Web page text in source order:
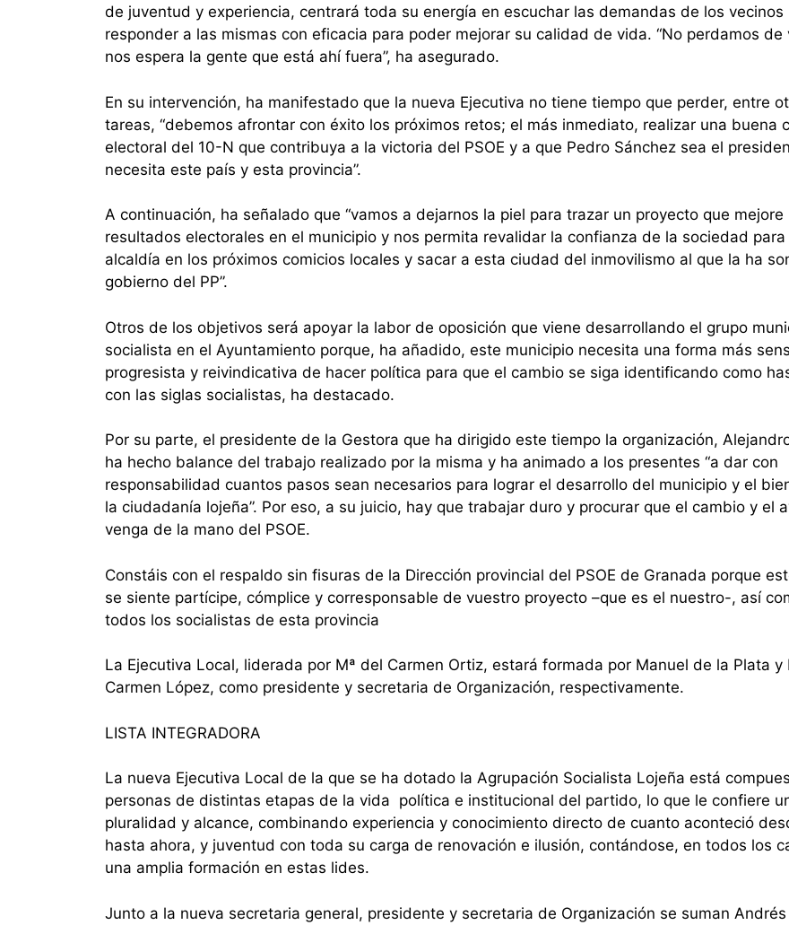
de juventud y experiencia, centrará toda su energía en escuchar las demandas de los vecinos
responder a las mismas con eficacia para poder mejorar su calidad de vida. “No perdamos de
nos espera la gente que está ahí fuera”, ha asegurado.
En su intervención, ha manifestado que la nueva Ejecutiva no tiene tiempo que perder, entre
tareas, “debemos afrontar con éxito los próximos retos; el más inmediato, realizar una buena
electoral del 10-N que contribuya a la victoria del PSOE y a que Pedro Sánchez sea el
necesita este país y esta provincia”.
A continuación, ha señalado que “vamos a dejarnos la piel para trazar un proyecto que mejore
resultados electorales en el municipio y nos permita revalidar la confianza de la sociedad
alcaldía en los próximos comicios locales y sacar a esta ciudad del inmovilismo al que la ha
gobierno del PP”.
Otros de los objetivos será apoyar la labor de oposición que viene desarrollando el grupo
socialista en el Ayuntamiento porque, ha añadido, este municipio necesita una forma más
progresista y reivindicativa de hacer política para que el cambio se siga identificando como
con las siglas socialistas, ha destacado.
Por su parte, el presidente de la Gestora que ha dirigido este tiempo la organización,
ha hecho balance del trabajo realizado por la misma y ha animado a los presentes “a dar con
responsabilidad cuantos pasos sean necesarios para lograr el desarrollo del municipio y el
la ciudadanía lojeña”. Por eso, a su juicio, hay que trabajar duro y procurar que el cambio y el
venga de la mano del PSOE.
Constáis con el respaldo sin fisuras de la Dirección provincial del PSOE de Granada porque
se siente partícipe, cómplice y corresponsable de vuestro proyecto –que es el nuestro-, así
todos los socialistas de esta provincia
La Ejecutiva Local, liderada por Mª del Carmen Ortiz, estará formada por Manuel de la Plata y
Carmen López, como presidente y secretaria de Organización, respectivamente.
LISTA INTEGRADORA
La nueva Ejecutiva Local de la que se ha dotado la Agrupación Socialista Lojeña está
personas de distintas etapas de la vida política e institucional del partido, lo que le confiere
pluralidad y alcance, combinando experiencia y conocimiento directo de cuanto aconteció
hasta ahora, y juventud con toda su carga de renovación e ilusión, contándose, en todos los
una amplia formación en estas lides.
Junto a la nueva secretaria general, presidente y secretaria de Organización se suman Andrés